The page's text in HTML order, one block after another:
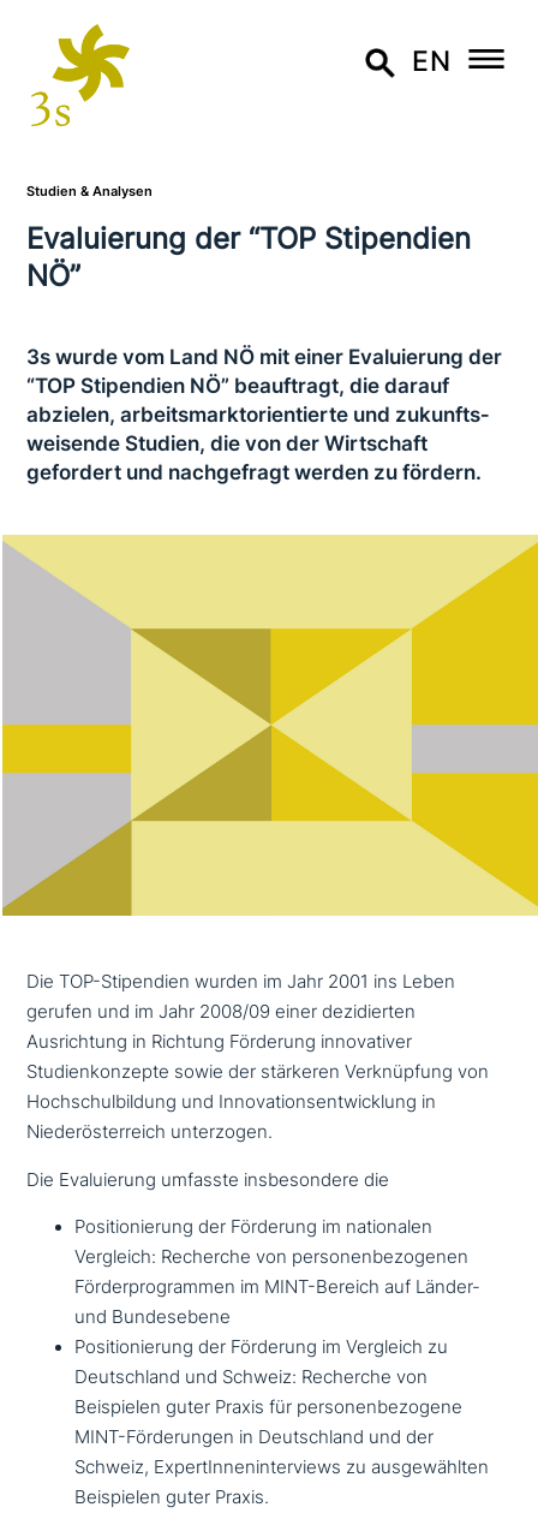
EN
Studien & Analysen
Evaluierung der “TOP Stipendien
NÖ”
3s wurde vom Land NÖ mit einer Evaluierung der
“TOP Stipendien NÖ” beauf­tragt, die darauf
abzielen, arbeits­markt­ori­en­tier­te und zukunfts­
wei­sen­de Studien, die von der Wirtschaft
gefordert und nach­ge­fragt werden zu fördern.
Die TOP-Stipendien wurden im Jahr 2001 ins Leben
gerufen und im Jahr 2008/09 einer dezi­dier­ten
Ausrichtung in Richtung Förderung inno­va­ti­ver
Studienkonzepte sowie der stärkeren Verknüpfung von
Hochschulbildung und Innovationsentwicklung in
Niederösterreich unterzogen.
Die Evaluierung umfasste ins­be­son­de­re die
Positionierung der Förderung im natio­na­len
Vergleich: Recherche von per­so­nen­be­zo­ge­nen
Förderprogrammen im MINT-Bereich auf Länder-
und Bundesebene
Positionierung der Förderung im Vergleich zu
Deutschland und Schweiz: Recherche von
Beispielen guter Praxis für per­so­nen­be­zo­ge­ne
MINT-Förderungen in Deutschland und der
Schweiz, ExpertInneninterviews zu aus­ge­wähl­ten
Beispielen guter Praxis.